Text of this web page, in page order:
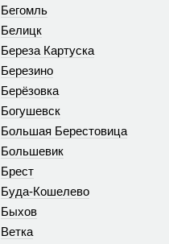
Бегомль
Белицк
Береза Картуска
Березино
Берёзовка
Богушевск
Большая Берестовица
Большевик
Брест
Буда-Кошелево
Быхов
Ветка